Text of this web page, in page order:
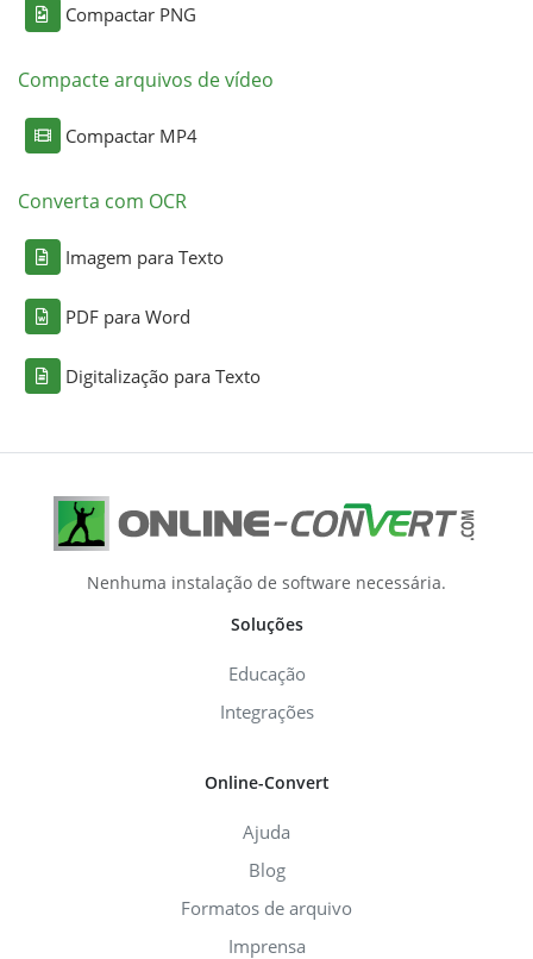
Compactar PNG
Compacte arquivos de vídeo
Compactar MP4
Converta com OCR
Imagem para Texto
PDF para Word
Digitalização para Texto
Nenhuma instalação de software necessária.
Soluções
Educação
Integrações
Online-Convert
Ajuda
Blog
Formatos de arquivo
Imprensa